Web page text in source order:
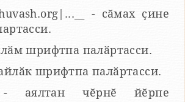
- сӑмах ҫине
шрифтпа палӑртасси.
шрифтпа палӑртасси.
- аялтан чӗрнӗ йӗрпе